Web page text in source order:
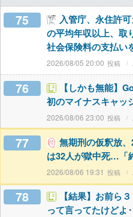
75
入管庁、永住許
の平均年収以上、取
社会保険料の支払い
2026/08/05 20:00
76
【しかも無能】
初のマイナスキャッ
2026/08/06 23:00
77
無期刑の仮釈放
は32人が獄中死…「
2026/08/06 19:31
78
【結果】お前ら
って言ってたけど